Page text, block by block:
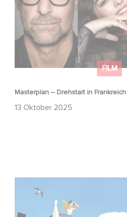
FILM
Masterplan – Drehstart in
13 Oktober 2025
Mostra von Venedig!